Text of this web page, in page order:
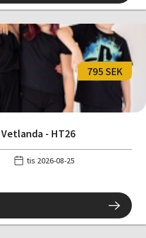
- HT26
795 SEK
tis 2026-08-25